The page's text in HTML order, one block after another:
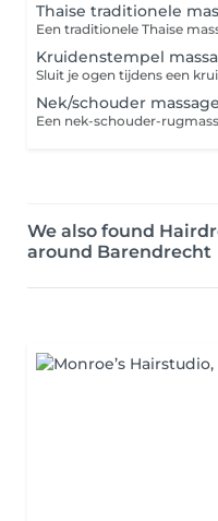
Thaise traditionele
Kruidenstempel
Nek/schouder
We also found
around Barendrecht